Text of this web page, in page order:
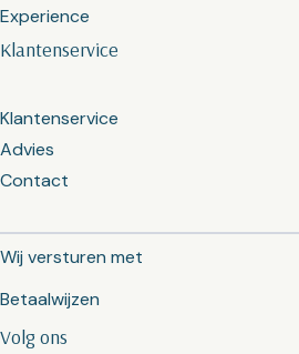
Klantenservice
Klantenservice
Advies
Contact
Experience
Wij versturen met
Betaalwijzen
Volg ons